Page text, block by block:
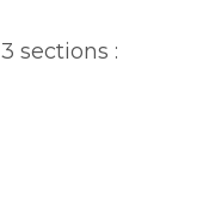
sections :